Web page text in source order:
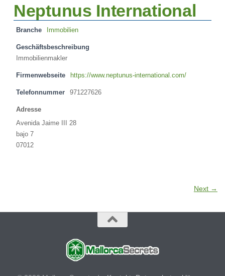
Neptunus International
Branche Immobilien
Geschäftsbeschreibung
Immobilienmakler
Firmenwebseite https://www.neptunus-international.com/
Telefonnummer 971227626
Adresse
Avenida Jaime III 28
bajo 7
07012
Next →